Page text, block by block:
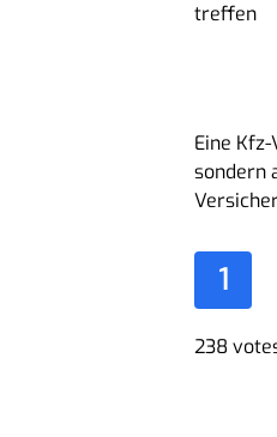
treffen
Eine
sondern
1
238